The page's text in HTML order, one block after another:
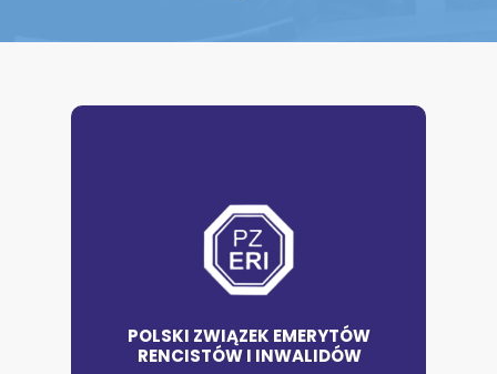
POLSKI ZWIĄZEK EMERYTÓW
RENCISTÓW I INWALIDÓW